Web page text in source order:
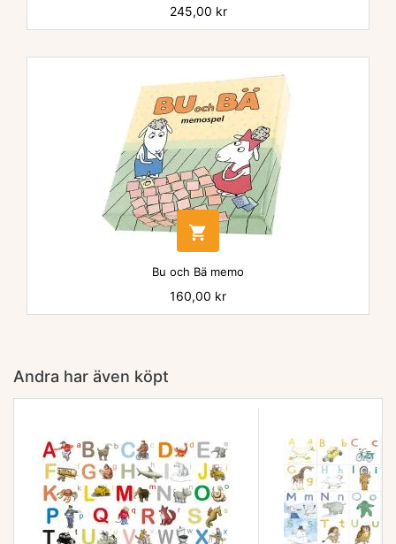
Pris
245,00 kr

Bu och Bä memo
Pris
160,00 kr
Andra har även köpt